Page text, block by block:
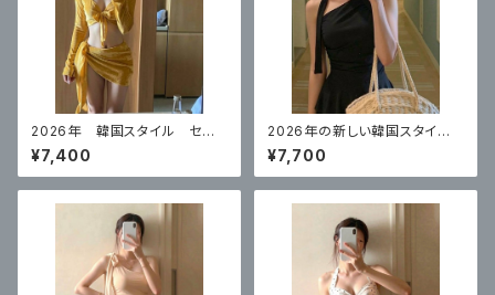
2026年 韓国スタイル セク
シービキニイエロー 4点セット
¥7,400
2026年の新しい韓国スタイ
ル ハイエンドのワンピースブ
ラックスカートスタイル 体型カ
バー
¥7,700